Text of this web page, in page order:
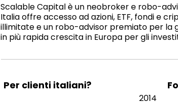
Scalable Capital è un neobroker e robo-
Italia offre accesso ad azioni, ETF, fondi e
illimitate e un robo-advisor premiato per la
in più rapida crescita in Europa per gli
Per clienti italiani?
2014